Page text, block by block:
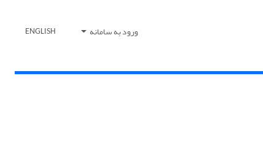
ورود به سامانه ENGLISH